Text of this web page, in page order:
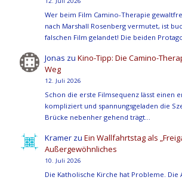
Wer beim Film Camino-Therapie
nach Marshall Rosenberg vermutet, ist
falschen Film gelandet! Die beiden
Jonas zuKino-Tipp: Die Camino-
Weg
12. Juli 2026
Schon die erste Filmsequenz lässt einen
kompliziert und spannungsgeladen die
Brücke nebenher gehend trägt…
Kramer zuEin Wallfahrtstag als
Außergewöhnliches
10. Juli 2026
Die Katholische Kirche hat Probleme. Die